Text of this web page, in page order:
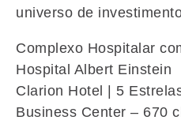
universo de
Complexo Hospitalar
Hospital Albert Einstein
Clarion Hotel | 5
Business Center – 670